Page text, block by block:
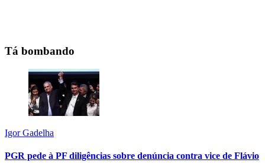
Tá bombando
Igor Gadelha
PGR pede à PF diligências sobre denúncia contra vice de Flávio